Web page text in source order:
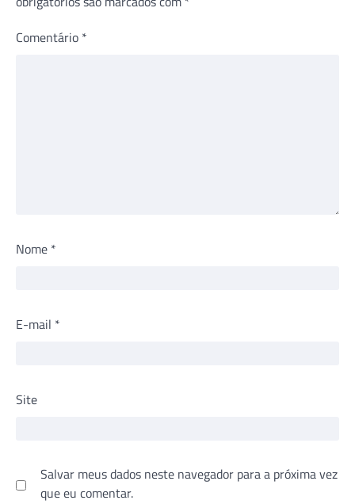
Comentário *
Nome *
E-mail *
Site
Salvar meus dados neste navegador para a próxima vez
que eu comentar.